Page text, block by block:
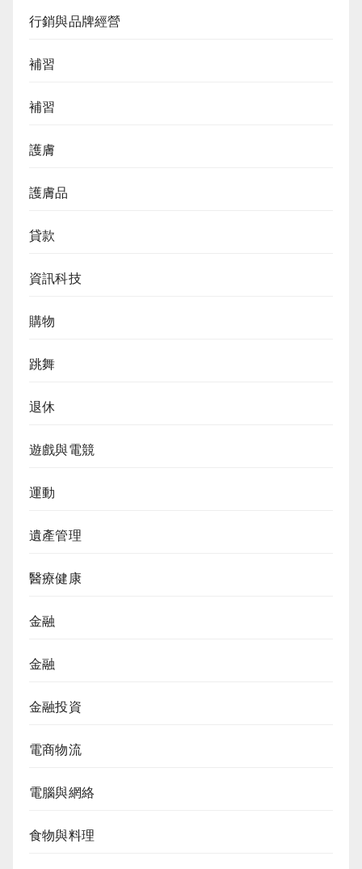
行銷與品牌經營
補習
補習
護膚
護膚品
貸款
資訊科技
購物
跳舞
退休
遊戲與電競
運動
遺產管理
醫療健康
金融
金融
金融投資
電商物流
電腦與網絡
食物與料理